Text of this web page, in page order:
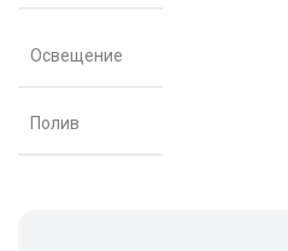
Освещение
Полив